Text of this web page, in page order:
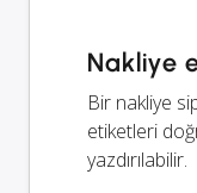
Nakliye
Bir nakliye
etiketleri
yazdırılabilir.